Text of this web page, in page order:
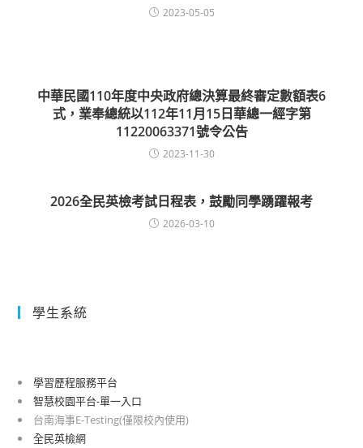
2023-05-05
中華民國110年度中央政府總決算最終審定數額表6
式，業奉總統以112年11月15日華總一經字第
11220063371號令公告
2023-11-30
2026全民英檢考試日程表，鼓勵同學踴躍報考
2026-03-10
學生系統
學習歷程服務平台
智慧校園平台-單一入口
台南海事E-Testing(僅限校內使用)
全民英檢網